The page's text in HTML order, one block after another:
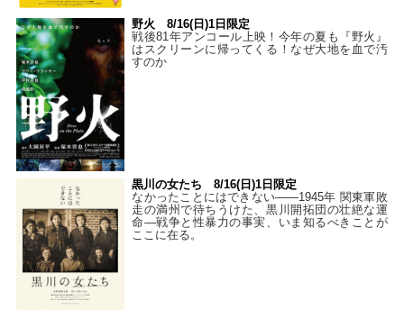
野火 8/16(日)1日限定
戦後81年アンコール上映！今年の夏も『野火』
はスクリーンに帰ってくる！なぜ大地を血で汚
すのか
黒川の女たち 8/16(日)1日限定
なかったことにはできない——1945年 関東軍敗
走の満州で待ちうけた、黒川開拓団の壮絶な運
命―戦争と性暴力の事実、いま知るべきことが
ここに在る。